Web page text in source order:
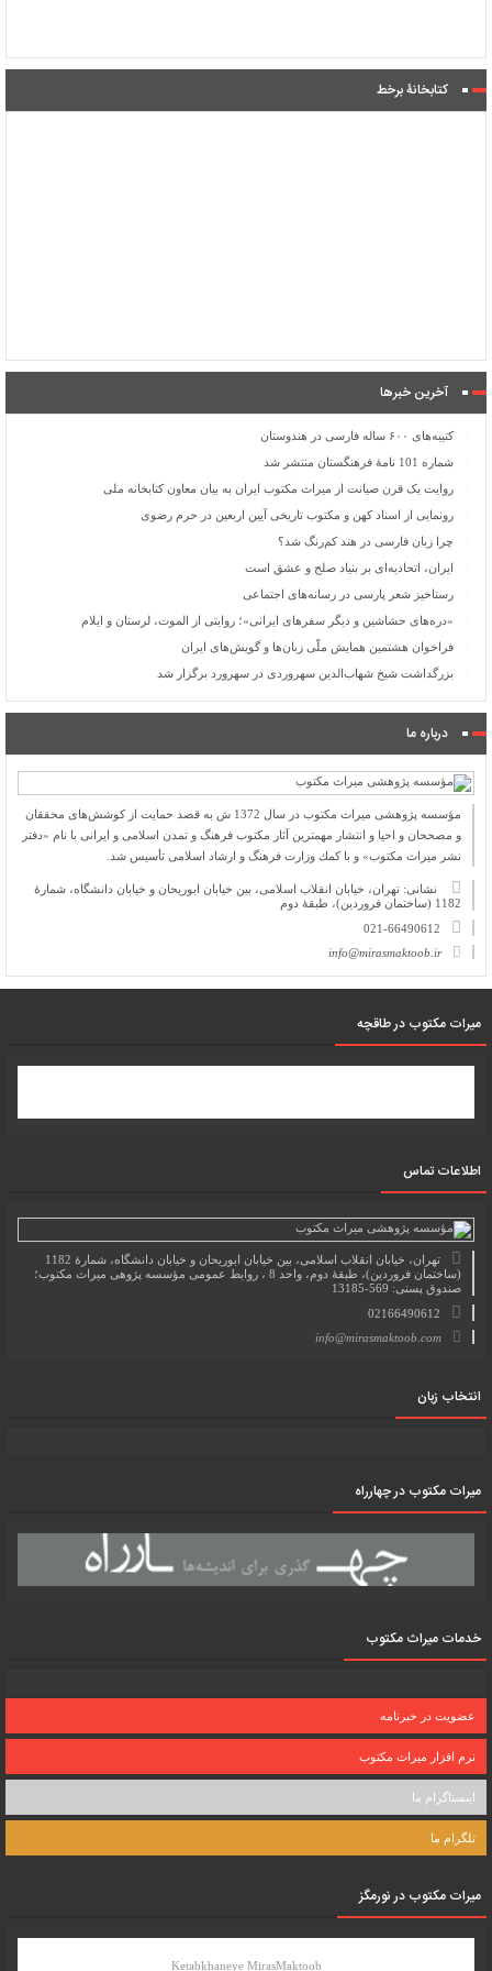
کتابخانۀ برخط
آخرین خبرها
کتیبه‌های ۶۰۰ ساله فارسی در هندوستان
شماره 101 نامۀ فرهنگستان منتشر شد
روایت یک قرن صیانت از میراث مکتوب ایران به بیان معاون کتابخانه ملی
رونمایی از اسناد کهن و مکتوب تاریخی آیین اربعین در حرم رضوی
چرا زبان فارسی در هند کم‌رنگ شد؟
ایران، اتحادیه‌ای بر بنیاد صلح و عشق است
رستاخیز شعر پارسی در رسانه‌های اجتماعی
«دره‌های حشاشین و دیگر سفرهای ایرانی»؛ روایتی از الموت، لرستان و ایلام
فراخوان هشتمین همایش ملّی زبان‌ها و گویش‌های ایران
بزرگداشت شیخ شهاب‌الدین سهروردی در سهرورد برگزار شد
درباره ما
مؤسسه پژوهشی میراث مكتوب در سال 1372 ش به قصد حمایت از كوشش‌های محققان
و مصححان و احیا و انتشار مهمترین آثار مكتوب فرهنگ و تمدن اسلامی و ایرانی با نام «دفتر
نشر میراث مكتوب» و با كمك وزارت فرهنگ و ارشاد اسلامی تأسیس شد.
نشانی: تهران، خیابان انقلاب اسلامی، بین خیابان ابوریحان و خیابان دانشگاه، شمارۀ
1182 (ساختمان فروردین)، طبقۀ دوم
021-66490612
info@mirasmaktoob.ir
میرات مکتوب در طاقچه
اطلاعات تماس
تهران، خیابان انقلاب اسلامی، بین خیابان ابوریحان و خیابان دانشگاه، شمارۀ 1182
(ساختمان فروردین)، طبقۀ دوم، واحد 8 ، روابط عمومی مؤسسه پژوهی میراث مکتوب؛
صندوق پستی: 569-13185
02166490612
info@mirasmaktoob.com
انتخاب زبان
میرات مکتوب در چهارراه
خدمات میراث مکتوب
عضویت در خبرنامه
نرم افزار میراث مکتوب
اینستاگرام ما
تلگرام ما
میرات مکتوب در نورمگز
Ketabkhaneye MirasMaktoob